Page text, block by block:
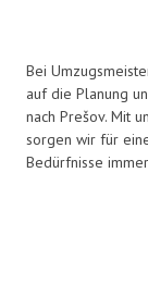
Bei
auf die Planung
nach Prešov. Mit
sorgen wir für
Bedürfnisse